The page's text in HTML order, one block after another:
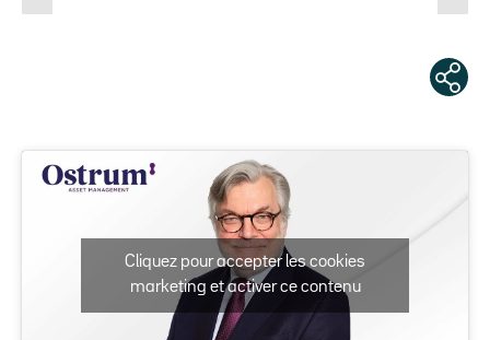
Cliquez pour accepter les cookies
marketing et activer ce contenu